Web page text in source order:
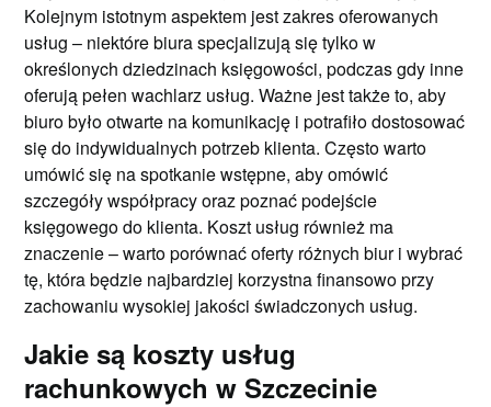
Kolejnym istotnym aspektem jest zakres oferowanych
usług – niektóre biura specjalizują się tylko w
określonych dziedzinach księgowości, podczas gdy inne
oferują pełen wachlarz usług. Ważne jest także to, aby
biuro było otwarte na komunikację i potrafiło dostosować
się do indywidualnych potrzeb klienta. Często warto
umówić się na spotkanie wstępne, aby omówić
szczegóły współpracy oraz poznać podejście
księgowego do klienta. Koszt usług również ma
znaczenie – warto porównać oferty różnych biur i wybrać
tę, która będzie najbardziej korzystna finansowo przy
zachowaniu wysokiej jakości świadczonych usług.
Jakie są koszty usług
rachunkowych w Szczecinie